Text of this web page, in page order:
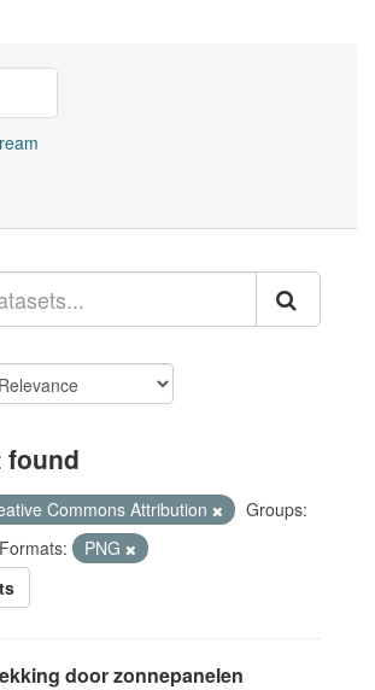
found
Commons Attribution
Groups:
Formats:
PNG
door zonnepanelen